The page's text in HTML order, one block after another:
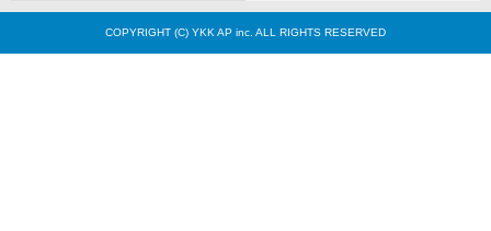
COPYRIGHT (C) YKK AP inc. ALL RIGHTS RESERVED